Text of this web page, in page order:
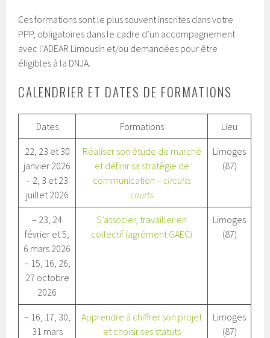
Ces formations sont le plus souvent inscrites dans votre
PPP, obligatoires dans le cadre d’un accompagnement
avec l’ADEAR Limousin et/ou demandées pour être
éligibles à la DNJA.
CALENDRIER ET DATES DE FORMATIONS
Dates Formations Lieu
22, 23 et 30
janvier 2026
– 2, 3 et 23
juillet 2026
Réaliser son étude de marché
et définir sa stratégie de
communication – circuits
courts
Limoges
(87)
– 23, 24
février et 5,
6 mars 2026
– 15, 16, 26,
27 octobre
2026
S’associer, travailler en
collectif (agrément GAEC)
Limoges
(87)
– 16, 17, 30,
31 mars
Apprendre à chiffrer son projet
et choisir ses statuts
Limoges
(87)